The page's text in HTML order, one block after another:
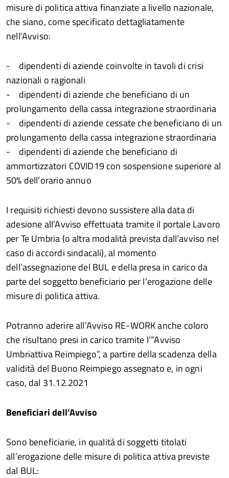
misure di politica attiva finanziate a livello nazionale,
che siano, come specificato dettagliatamente
nell’Avviso:
- dipendenti di aziende coinvolte in tavoli di crisi
nazionali o ragionali
- dipendenti di aziende che beneficiano di un
prolungamento della cassa integrazione straordinaria
- dipendenti di aziende cessate che beneficiano di un
prolungamento della cassa integrazione straordinaria
- dipendenti di aziende che beneficiano di
ammortizzatori COVID19 con sospensione superiore al
50% dell’orario annuo
I requisiti richiesti devono sussistere alla data di
adesione all’Avviso effettuata tramite il portale Lavoro
per Te Umbria (o altra modalità prevista dall’avviso nel
caso di accordi sindacali), al momento
dell’assegnazione del BUL e della presa in carico da
parte del soggetto beneficiario per l’erogazione delle
misure di politica attiva.
Potranno aderire all’Avviso RE-WORK anche coloro
che risultano presi in carico tramite l’”Avviso
Umbriattiva Reimpiego”, a partire della scadenza della
validità del Buono Reimpiego assegnato e, in ogni
caso, dal 31.12.2021
Beneficiari dell’Avviso
Sono beneficiarie, in qualità di soggetti titolati
all’erogazione delle misure di politica attiva previste
dal BUL: